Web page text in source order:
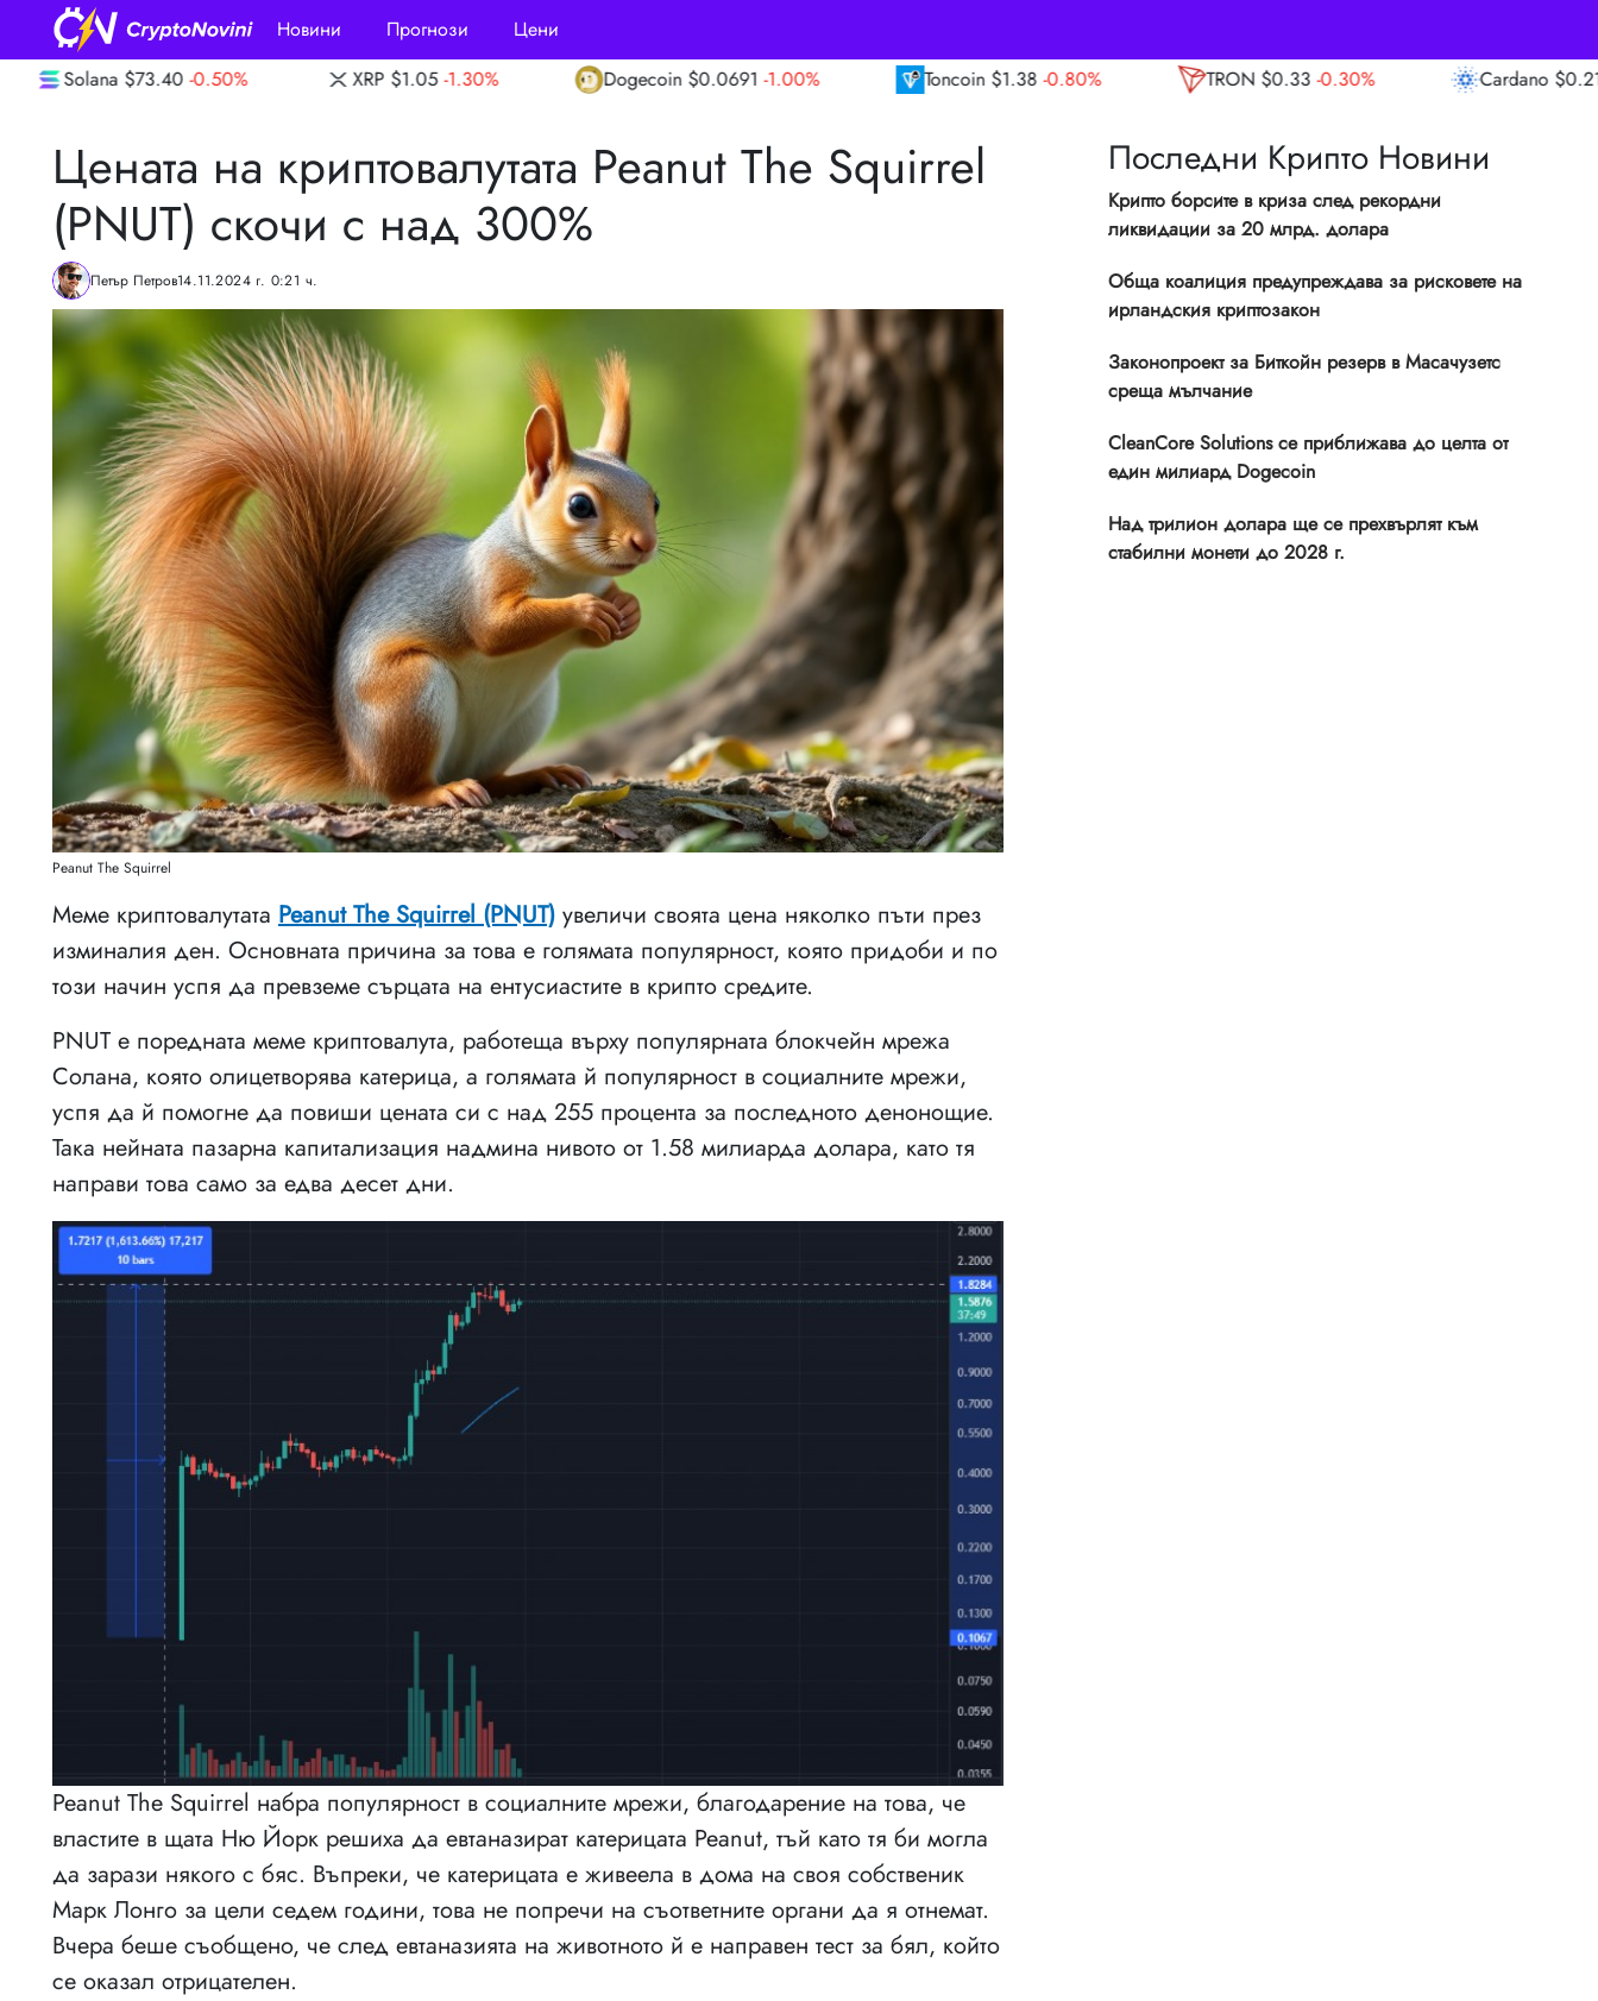
Новини Прогнози
Цени
XRP $1.05 -1.30% Dogecoin $0.0691 -1.00% Toncoin $1.38 -0.80% TRON $0.33 Cardano $0.21 4.60%
Цената на криптовалутата Peanut The Squirrel
(PNUT) скочи с над 300%
Петър Петров14.11.2024 г. 0:21 ч.
Peanut The Squirrel
Меме криптовалутата Peanut The Squirrel (PNUT) увеличи своята цена няколко пъти през
изминалия ден. Основната причина за това е голямата популярност, която придоби и по
този начин успя да превземе сърцата на ентусиастите в крипто средите.
PNUT е поредната меме криптовалута, работеща върху популярната блокчейн мрежа
Солана, която олицетворява катерица, а голямата й популярност в социалните мрежи,
успя да й помогне да повиши цената си с над 255 процента за последното денонощие.
Така нейната пазарна капитализация надмина нивото от 1.58 милиарда долара, като тя
направи това само за едва десет дни.
Peanut The Squirrel набра популярност в социалните мрежи, благодарение на това, че
властите в щата Ню Йорк решиха да евтаназират катерицата Peanut, тъй като тя би могла
да зарази някого с бяс. Въпреки, че катерицата е живеела в дома на своя собственик
Марк Лонго за цели седем години, това не попречи на съответните органи да я отнемат.
Вчера беше съобщено, че след евтаназията на животното й е направен тест за бял, който
се оказал отрицателен.
Последни Крипто Новини
Крипто борсите в криза след рекордни
ликвидации за 20 млрд. долара
Обща коалиция предупреждава за рисковете на
ирландския криптозакон
Законопроект за Биткойн резерв в Масачузетс
среща мълчание
CleanCore Solutions се приближава до целта от
един милиард Dogecoin
Над трилион долара ще се прехвърлят към
стабилни монети до 2028 г.